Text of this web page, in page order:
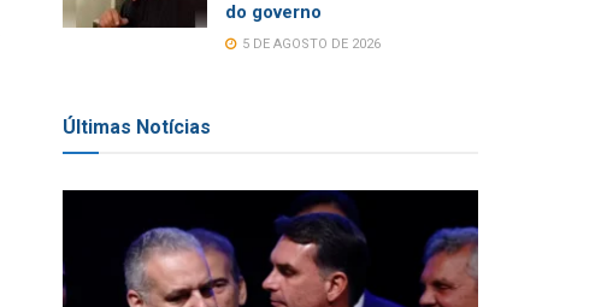
do governo
5 DE AGOSTO DE 2026
Últimas Notícias